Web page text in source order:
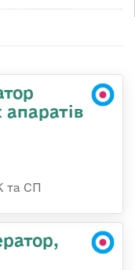
апаратів
та СП